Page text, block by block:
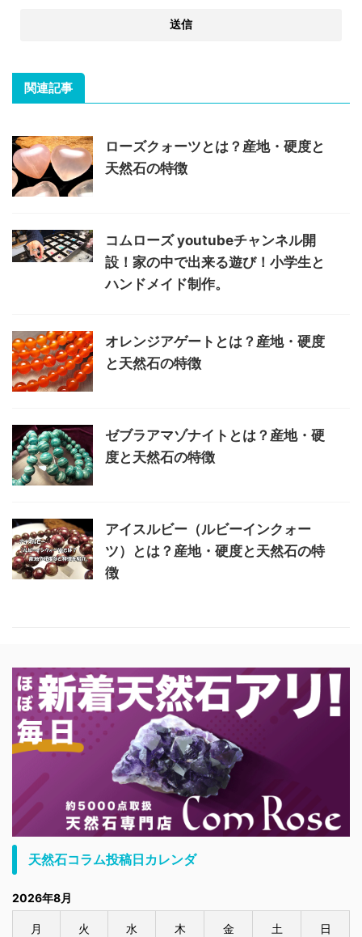
関連記事
ローズクォーツとは？産地・硬度と
天然石の特徴
コムローズ youtubeチャンネル開
設！家の中で出来る遊び！小学生と
ハンドメイド制作。
オレンジアゲートとは？産地・硬度
と天然石の特徴
ゼブラアマゾナイトとは？産地・硬
度と天然石の特徴
アイスルビー（ルビーインクォー
ツ）とは？産地・硬度と天然石の特
徴
天然石コラム投稿日カレンダ
2026年8月
月 火 水 木 金 土 日